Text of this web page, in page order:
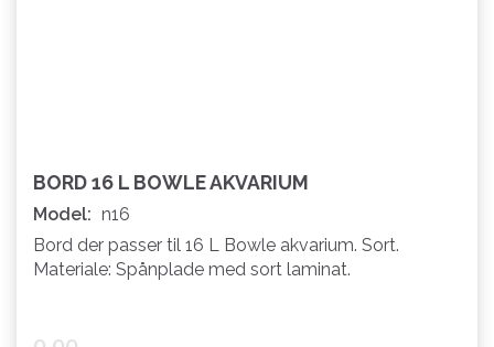
BORD 16 L BOWLE AKVARIUM
Model: n16
Bord der passer til 16 L Bowle akvarium. Sort.
Materiale: Spånplade med sort laminat.